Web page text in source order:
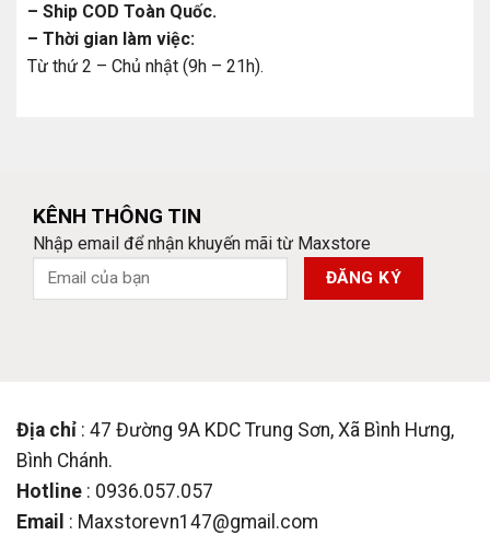
– Ship COD Toàn Quốc.
– Thời gian làm việc:
Từ thứ 2 – Chủ nhật (9h – 21h).
KÊNH THÔNG TIN
Nhập email để nhận khuyến mãi từ Maxstore
Địa chỉ : 47 Đường 9A KDC Trung Sơn, Xã Bình Hưng,
Bình Chánh.
Hotline : 0936.057.057
Email : Maxstorevn147@gmail.com